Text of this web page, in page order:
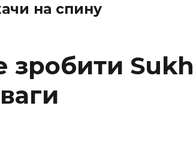
на спину
зробити